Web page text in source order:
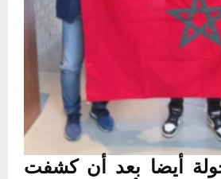
أيضا بعد أن كشفت